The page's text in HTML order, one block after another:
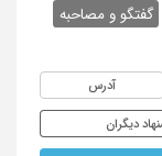
گفتگو و مصاحبه
آدرس
دیگران